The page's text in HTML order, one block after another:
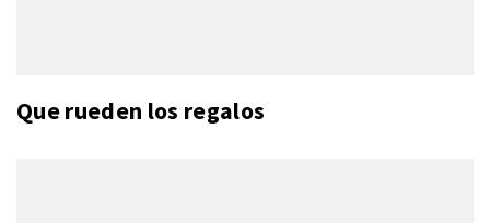
Que rueden los regalos